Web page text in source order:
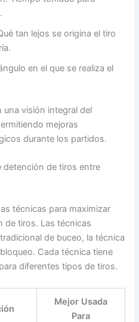
tan lejos se origina el tiro
en el que se realiza el
visión integral del
mejoras
durante los partidos.
detención de tiros entre
técnicas para maximizar
de tiros. Las técnicas
de buceo, la técnica
Cada técnica tiene
diferentes tipos de tiros.
Mejor Usada
Para